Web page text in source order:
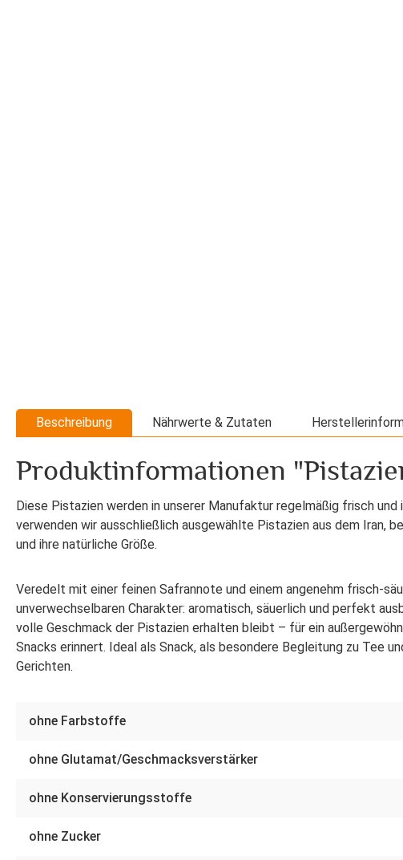
Beschreibung Nährwerte & Zutaten
Produktinformationen
Diese Pistazien werden in unserer Manufaktur regelmäßig frisch
verwenden wir ausschließlich ausgewählte Pistazien aus dem Iran,
und ihre natürliche Größe.
Veredelt mit einer feinen Safrannote und einem angenehm frisch-
unverwechselbaren Charakter: aromatisch, säuerlich und perfekt
volle Geschmack der Pistazien erhalten bleibt – für ein
Snacks erinnert. Ideal als Snack, als besondere Begleitung zu Tee
Gerichten.
ohne Farbstoffe
ohne Glutamat/Geschmacksverstärker
ohne Konservierungsstoffe
ohne Zucker